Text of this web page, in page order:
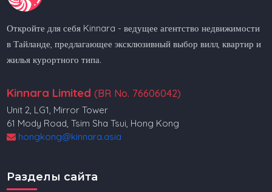
Откройте для себя Kinnara - ведущее агентство недвижимости
в Тайланде, предлагающее эксклюзивный выбор вилл, квартир и
жилья курортного типа.
Kinnara Limited (BR No. 76606042)
Unit 2, LG1, Mirror Tower
61 Mody Road, Tsim Sha Tsui, Hong Kong
hongkong@kinnara.asia
Разделы сайта